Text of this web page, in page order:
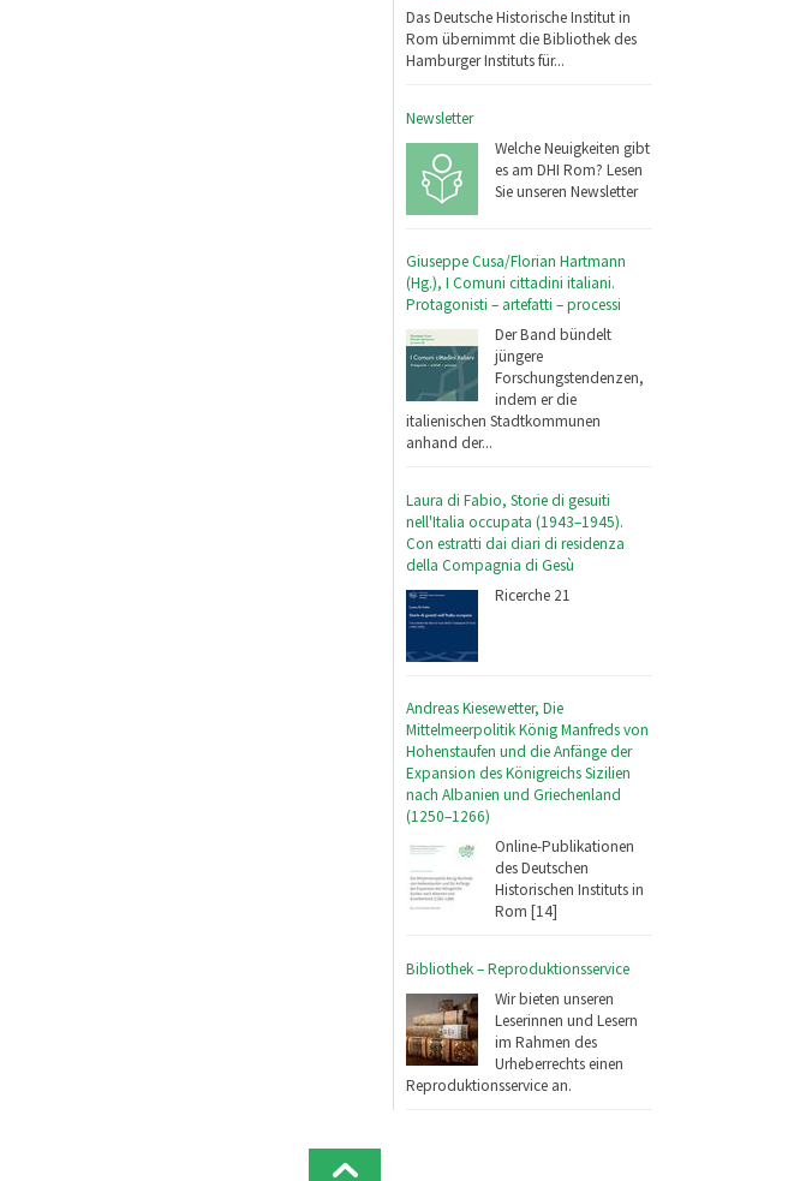
Das Deutsche Historische Institut in
Rom übernimmt die Bibliothek des
Hamburger Instituts für...
Newsletter
Welche Neuigkeiten gibt
es am DHI Rom? Lesen
Sie unseren Newsletter
Giuseppe Cusa/Florian Hartmann
(Hg.), I Comuni cittadini italiani.
Protagonisti – artefatti – processi
Der Band bündelt
jüngere
Forschungstendenzen,
indem er die
italienischen Stadtkommunen
anhand der...
Laura di Fabio, Storie di gesuiti
nell'Italia occupata (1943–1945).
Con estratti dai diari di residenza
della Compagnia di Gesù
Ricerche 21
Andreas Kiesewetter, Die
Mittelmeerpolitik König Manfreds von
Hohenstaufen und die Anfänge der
Expansion des Königreichs Sizilien
nach Albanien und Griechenland
(1250–1266)
Online-Publikationen
des Deutschen
Historischen Instituts in
Rom [14]
Bibliothek – Reproduktionsservice
Wir bieten unseren
Leserinnen und Lesern
im Rahmen des
Urheberrechts einen
Reproduktionsservice an.